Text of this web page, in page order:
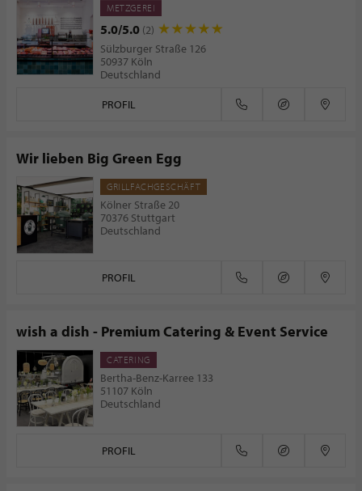
METZGEREI
5.0/5.0 (2)
Sülzburger Straße 126
50937 Köln
Deutschland
PROFIL
Wir lieben Big Green Egg
GRILLFACHGESCHÄFT
Kölner Straße 20
70376 Stuttgart
Deutschland
PROFIL
wish a dish - Premium Catering & Event Service
CATERING
Bertha-Benz-Karree 133
51107 Köln
Deutschland
PROFIL